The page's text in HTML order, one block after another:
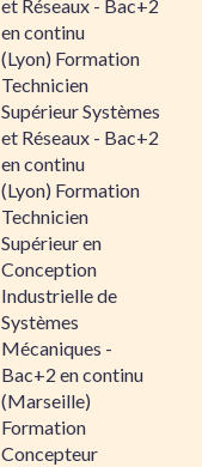
et Réseaux - Bac+2
en continu
(Lyon) Formation
Technicien
Supérieur Systèmes
et Réseaux - Bac+2
en continu
(Lyon) Formation
Technicien
Supérieur en
Conception
Industrielle de
Systèmes
Mécaniques -
Bac+2 en continu
(Marseille)
Formation
Concepteur